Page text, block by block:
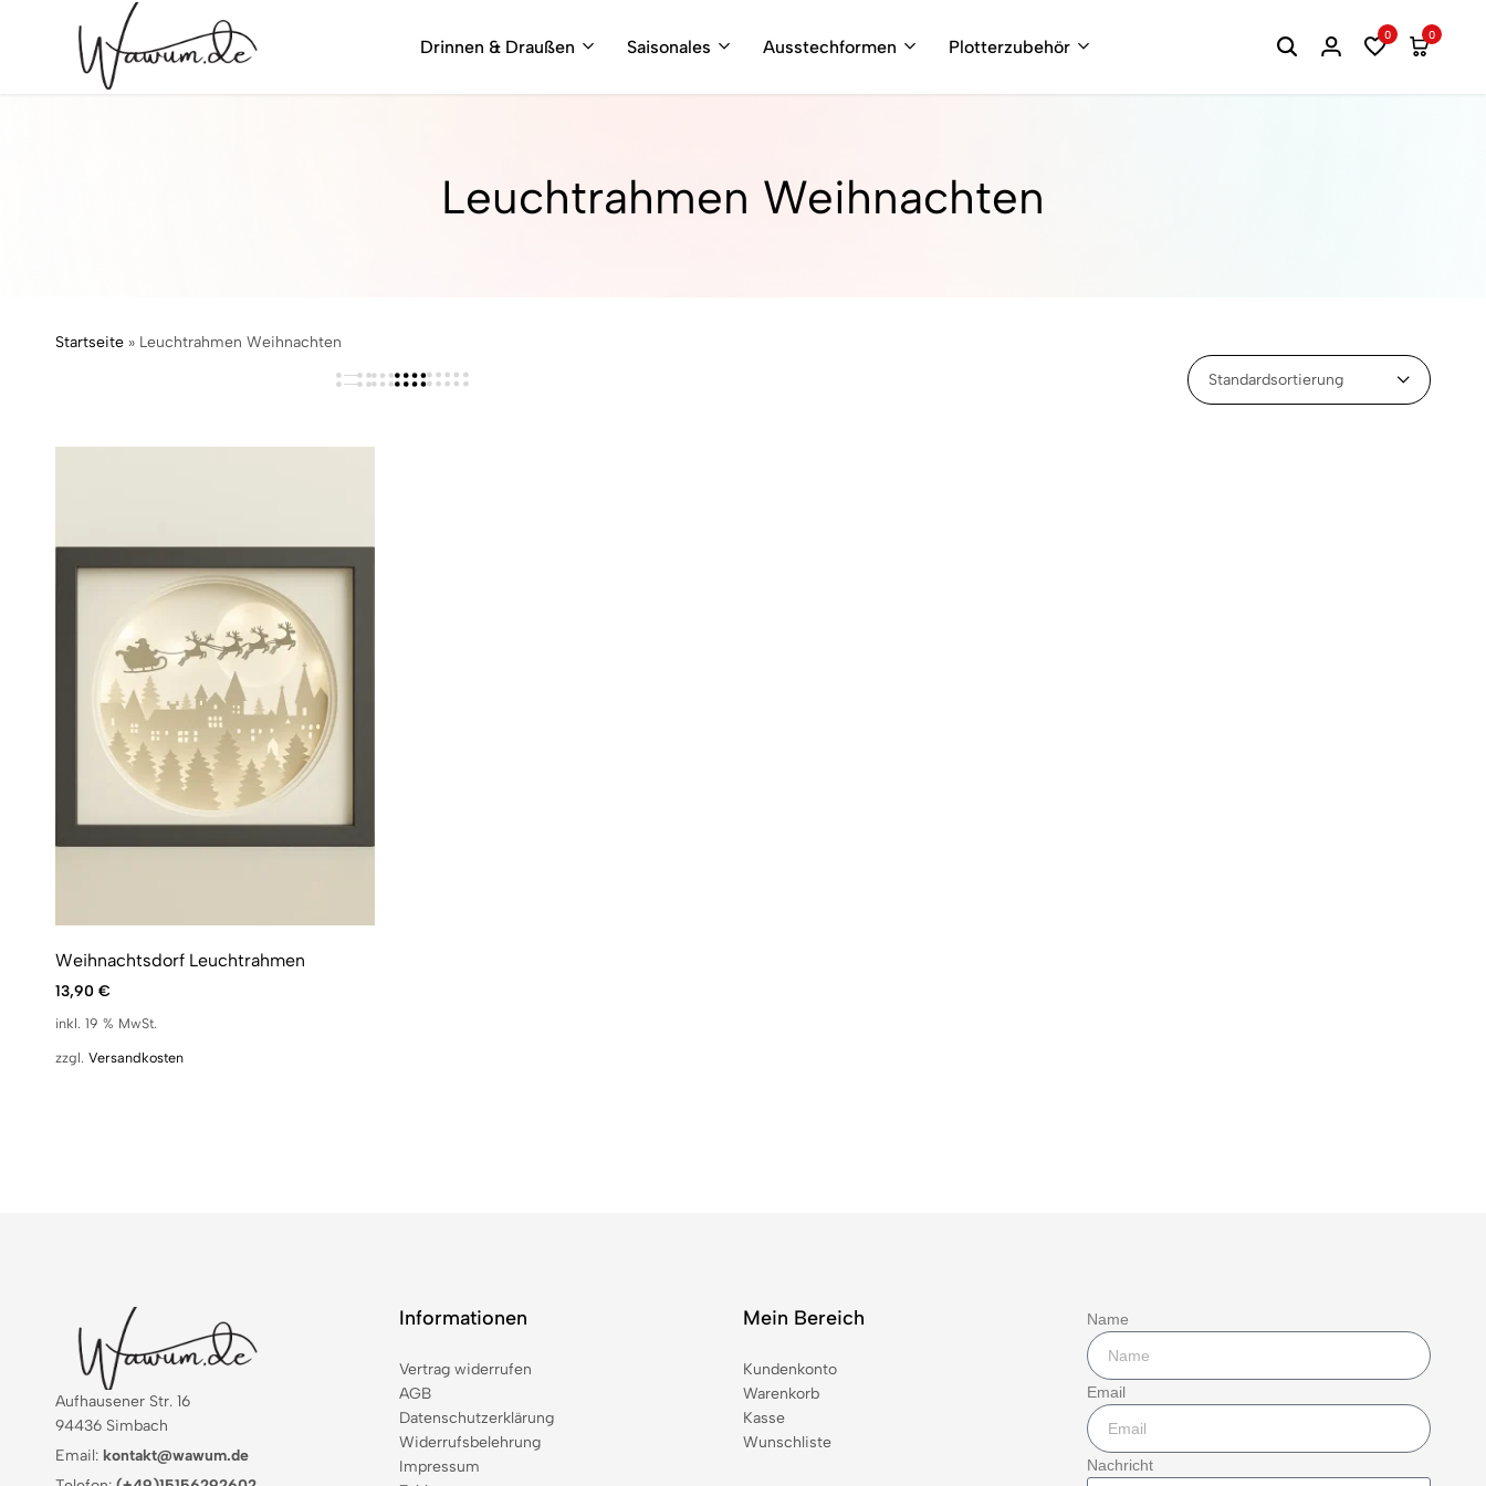
Drinnen & Draußen Saisonales Ausstechformen Plotterzubehör
0 0
Leuchtrahmen Weihnachten
Startseite » Leuchtrahmen Weihnachten
Standardsortierung
Weihnachtsdorf Leuchtrahmen
13,90 €
inkl. 19 % MwSt.
zzgl. Versandkosten
Aufhausener Str. 16
94436 Simbach
Email: kontakt@wawum.de
Informationen
Vertrag widerrufen
AGB
Datenschutzerklärung
Widerrufsbelehrung
Impressum
Mein Bereich
Kundenkonto
Warenkorb
Kasse
Wunschliste
Name
Email
Nachricht